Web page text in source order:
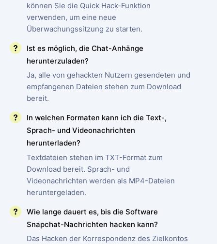
können Sie die Quick Hack-Funktion
verwenden, um eine neue
Überwachungssitzung zu starten.
Ist es möglich, die Chat-Anhänge
herunterzuladen?
Ja, alle von gehackten Nutzern gesendeten und
empfangenen Dateien stehen zum Download
bereit.
In welchen Formaten kann ich die Text-,
Sprach- und Videonachrichten
herunterladen?
Textdateien stehen im TXT-Format zum
Download bereit. Sprach- und
Videonachrichten werden als MP4-Dateien
heruntergeladen.
Wie lange dauert es, bis die Software
Snapchat-Nachrichten hacken kann?
Das Hacken der Korrespondenz des Zielkontos